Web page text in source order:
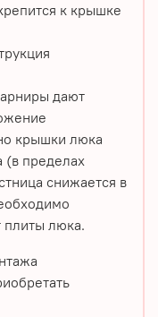
к крышке
дают
крышки люка
(в пределах
снижается в
плиты люка.